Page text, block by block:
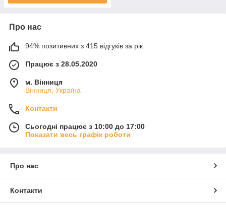
Про нас
94% позитивних з 415 відгуків за рік
Працює з 28.05.2020
м. Вінниця
Вінниця, Україна
Контакти
Сьогодні працює з 10:00 до 17:00
Показати весь графік роботи
Про нас
Контакти